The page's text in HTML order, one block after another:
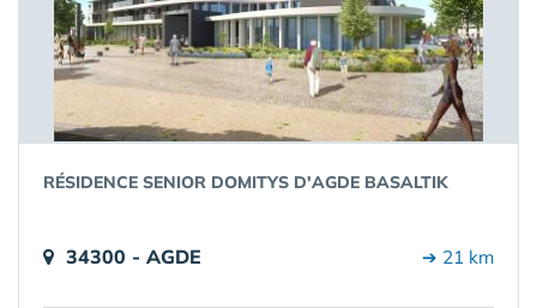
RÉSIDENCE SENIOR DOMITYS D'AGDE BASALTIK
34300 - AGDE ➔ 21 km